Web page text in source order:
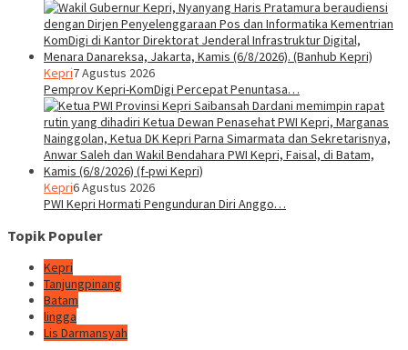
Kepri7 Agustus 2026
Pemprov Kepri-KomDigi Percepat Penuntasa…
Kepri6 Agustus 2026
PWI Kepri Hormati Pengunduran Diri Anggo…
Topik Populer
Kepri
Tanjungpinang
Batam
lingga
Lis Darmansyah